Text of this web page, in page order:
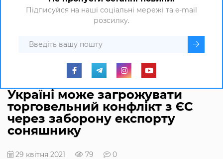
Підписуйся на наші соціальні мережі та e-mail
розсилку.
Україні може загрожувати
торговельний конфлікт з ЄС
через заборону експорту
соняшнику
29 квітня 2021 79 0